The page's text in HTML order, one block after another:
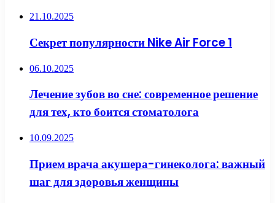
21.10.2025
Секрет популярности Nike Air Force 1
06.10.2025
Лечение зубов во сне: современное решение
для тех, кто боится стоматолога
10.09.2025
Прием врача акушера-гинеколога: важный
шаг для здоровья женщины